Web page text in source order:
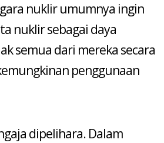
nuklir umumnya ingin
nuklir sebagai daya
semua dari mereka secara
penggunaan
dipelihara. Dalam